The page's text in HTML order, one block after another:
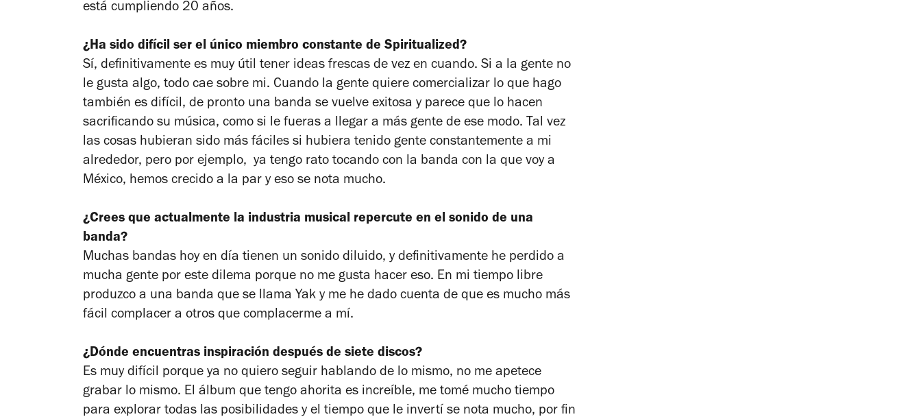
está cumpliendo 20 años.
¿Ha sido difícil ser el único miembro constante de Spiritualized?
Sí, definitivamente es muy útil tener ideas frescas de vez en cuando. Si a la gente no
le gusta algo, todo cae sobre mi. Cuando la gente quiere comercializar lo que hago
también es difícil, de pronto una banda se vuelve exitosa y parece que lo hacen
sacrificando su música, como si le fueras a llegar a más gente de ese modo. Tal vez
las cosas hubieran sido más fáciles si hubiera tenido gente constantemente a mi
alrededor, pero por ejemplo, ya tengo rato tocando con la banda con la que voy a
México, hemos crecido a la par y eso se nota mucho.
¿Crees que actualmente la industria musical repercute en el sonido de una
banda?
Muchas bandas hoy en día tienen un sonido diluido, y definitivamente he perdido a
mucha gente por este dilema porque no me gusta hacer eso. En mi tiempo libre
produzco a una banda que se llama Yak y me he dado cuenta de que es mucho más
fácil complacer a otros que complacerme a mí.
¿Dónde encuentras inspiración después de siete discos?
Es muy difícil porque ya no quiero seguir hablando de lo mismo, no me apetece
grabar lo mismo. El álbum que tengo ahorita es increíble, me tomé mucho tiempo
para explorar todas las posibilidades y el tiempo que le invertí se nota mucho, por fin